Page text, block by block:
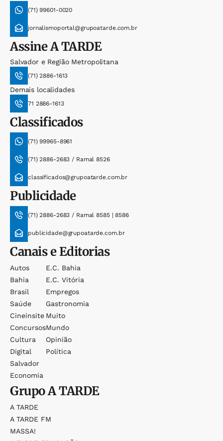
(71) 99601-0020
jornalismoportal@grupoatarde.com.br
AssineA TARDE
Salvador e Região Metropolitana
(71) 2886-1613
Demais localidades
71 2886-1613
Classificados
(71) 99965-8961
(71) 2886-2683 / Ramal 8526
classificados@grupoatarde.com.br
Publicidade
(71) 2886-2683 / Ramal 8585 | 8586
publicidade@grupoatarde.com.br
Canais e Editorias
Autos
Bahia
Brasil
Saúde
Cineinsite
Concursos
Cultura
Digital
Salvador
Economia
E.c. Bahia
E.c. Vitória
Empregos
Gastronomia
Muito
Mundo
Opinião
Política
GrupoA TARDE
A TARDE
A TARDE FM
MASSA!